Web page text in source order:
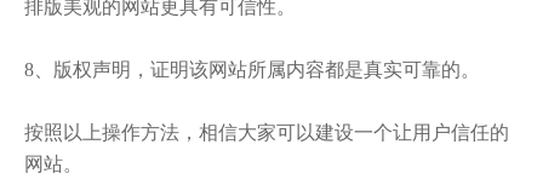
排版美观的网站更具有可信性。
8、版权声明，证明该网站所属内容都是真实可靠的。
按照以上操作方法，相信大家可以建设一个让用户信任的
网站。